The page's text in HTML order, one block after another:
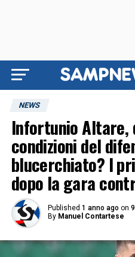
NEWS
Infortunio Altare,
condizioni del
blucerchiato? I
dopo la gara
Published 1 anno ago on
By Manuel Contartese